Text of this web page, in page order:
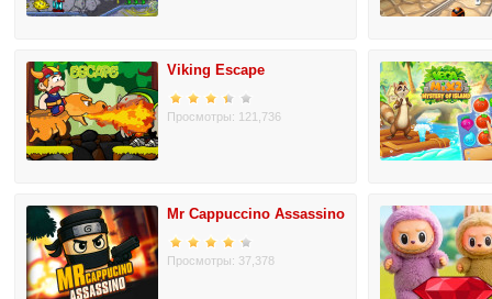
Viking Escape
Просмотры: 121,736
Mr Cappuccino Assassino
Просмотры: 37,378